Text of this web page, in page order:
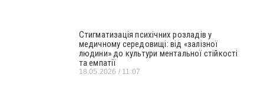
Стигматизація психічних розладів у
медичному середовищі: від «залізної
людини» до культури ментальної стійкості
та емпатії
18.05.2026 11:07